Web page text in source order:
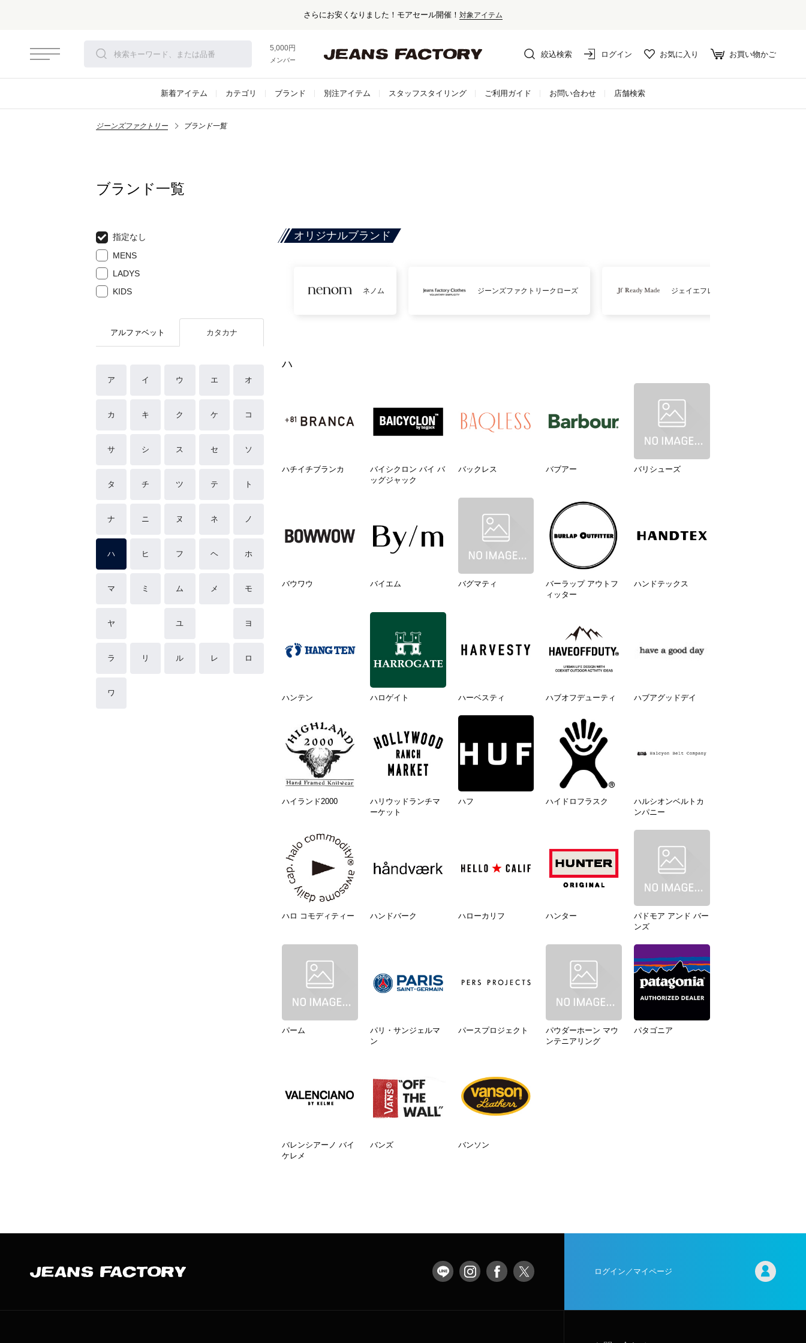
さらにお安くなりました！モアセール開催！ 対象アイテム
5,000円以上お買い上げで送料無料！
メンバー登録でお得な情報をゲット。さらに詳しく
絞込検索 ログイン お気に入り お買い物かご
新着アイテム カテゴリ ブランド 別注アイテム スタッフスタイリング ご利用ガイド お問い合わせ 店舗検索
ジーンズファクトリー ブランド一覧
ブランド一覧
指定なし
MENS
LADYS
KIDS
アルファベット カタカナ
ア イ ウ エ オ
カ キ ク ケ コ
サ シ ス セ ソ
タ チ ツ テ ト
ナ ニ ヌ ネ ノ
ハ ヒ フ ヘ ホ
マ ミ ム メ モ
ヤ ユ ヨ
ラ リ ル レ ロ
ワ
オリジナルブランド
ネノム ジーンズファクトリークローズ ジェイエフレディメイド
ハ
ハチイチブランカ
バイシクロン バイ バ
ッグジャック
バックレス バブアー バリシューズ
バウワウ バイエム バグマティ
バーラップ アウトフ
ィッター
ハンドテックス
ハンテン ハロゲイト ハーベスティ ハブオフデューティ ハブアグッドデイ
ハイランド2000
ハリウッドランチマ
ーケット
ハフ ハイドロフラスク
ハルシオンベルトカ
ンパニー
ハロ コモディティー ハンドバーク ハローカリフ ハンター
パドモア アンド バー
ンズ
パーム
パリ・サンジェルマ
ン
パースプロジェクト
パウダーホーン マウ
ンテニアリング
パタゴニア
バレンシアーノ バイ
ケレメ
バンズ バンソン
ログイン／マイページ